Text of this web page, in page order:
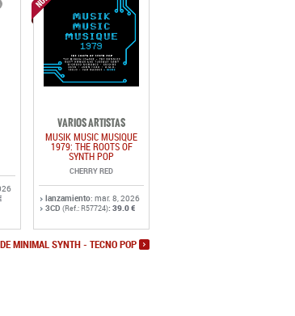
VARIOS ARTISTAS
MUSIK MUSIC MUSIQUE
1979: THE ROOTS OF
SYNTH POP
lanzamiento: mar. 8, 2026
3CD(Ref.: R57724):39.0 €
MINIMAL SYNTH - TECNO POP